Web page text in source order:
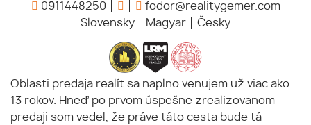
0911448250
fodor@realitygemer.com
Slovensky
Magyar Česky
Oblasti predaja realít sa naplno venujem už viac ako
13 rokov. Hneď po prvom úspešne zrealizovanom
predaji som vedel, že práve táto cesta bude tá